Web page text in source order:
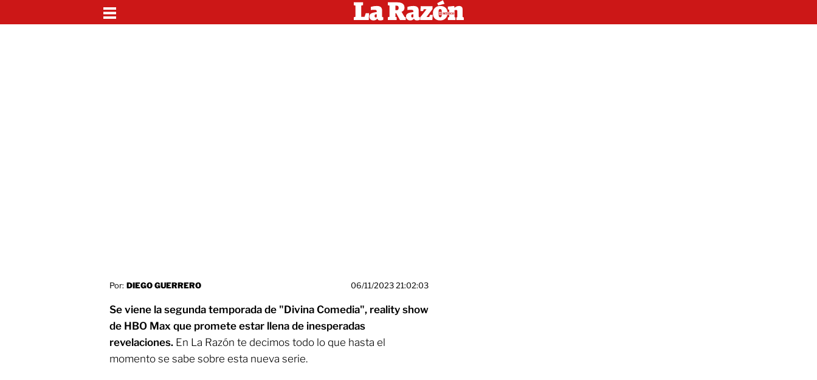
Por: DIEGO GUERRERO 06/11/2023 21:02:03
Se viene la segunda temporada de "Divina Comedia", reality show
de HBO Max que promete estar llena de inesperadas
revelaciones. En La Razón te decimos todo lo que hasta el
momento se sabe sobre esta nueva serie.